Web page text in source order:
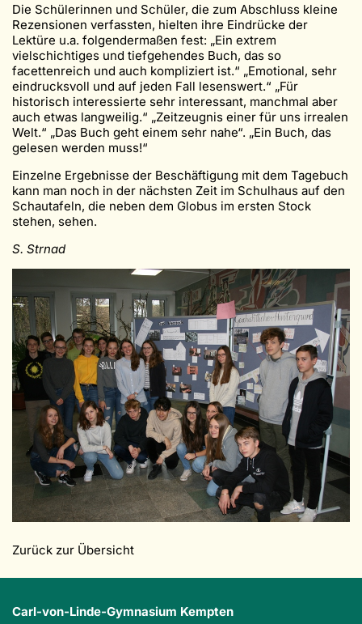
Die Schülerinnen und Schüler, die zum Abschluss kleine
Rezensionen verfassten, hielten ihre Eindrücke der
Lektüre u.a. folgendermaßen fest: „Ein extrem
vielschichtiges und tiefgehendes Buch, das so
facettenreich und auch kompliziert ist.“ „Emotional, sehr
eindrucksvoll und auf jeden Fall lesenswert.“ „Für
historisch interessierte sehr interessant, manchmal aber
auch etwas langweilig.“ „Zeitzeugnis einer für uns irrealen
Welt.“ „Das Buch geht einem sehr nahe“. „Ein Buch, das
gelesen werden muss!“
Einzelne Ergebnisse der Beschäftigung mit dem Tagebuch
kann man noch in der nächsten Zeit im Schulhaus auf den
Schautafeln, die neben dem Globus im ersten Stock
stehen, sehen.
S. Strnad
Zurück zur Übersicht
Carl-von-Linde-Gymnasium Kempten